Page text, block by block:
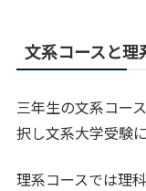
文系コースと理
三年生の文系コー
択し文系大学受験
理系コースでは理